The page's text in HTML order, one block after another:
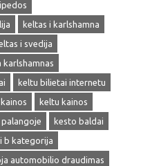
keltas i karlshamna
i svedija
karlshamnas
keltu bilietai internetu
keltu kainos
kesto baldai
b kategorija
automobilio draudimas